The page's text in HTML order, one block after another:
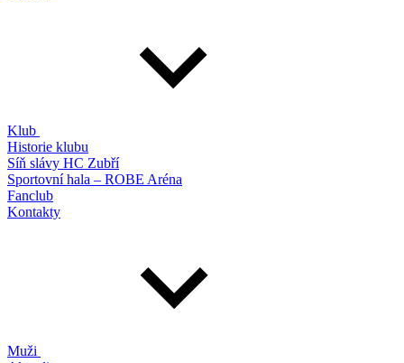
Klub
Historie klubu
Síň slávy HC Zubří
Sportovní hala – ROBE Aréna
Fanclub
Kontakty
Muži